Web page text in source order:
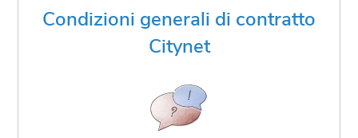
Condizioni generali di contratto
Citynet
CGC DI CITYNET